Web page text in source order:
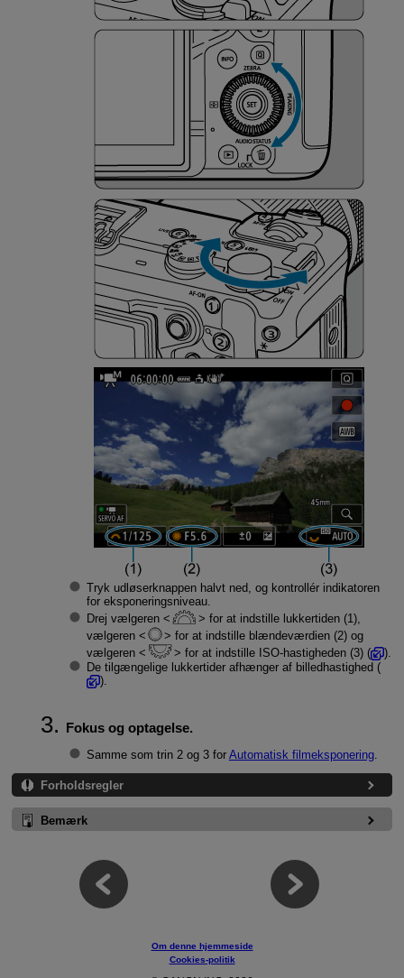
Tryk udløserknappen halvt ned, og kontrollér indikatoren
for eksponeringsniveau.
Drej vælgeren
for at indstille lukkertiden (1),
vælgeren
for at indstille blændeværdien (2) og
vælgeren
for at indstille ISO-hastigheden (3) (
).
De tilgængelige lukkertider afhænger af billedhastighed (
).
Fokus og optagelse.
Samme som trin 2 og 3 for Automatisk filmeksponering.
Forholdsregler
Bemærk
Om denne hjemmeside
Cookies-politik